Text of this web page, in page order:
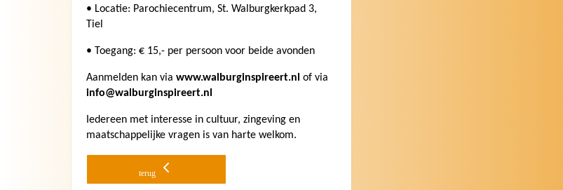
• Locatie: Parochiecentrum, St. Walburgkerkpad 3,
Tiel
• Toegang: € 15,- per persoon voor beide avonden
Aanmelden kan viawww.walburginspireert.nl of via
info@walburginspireert.nl
Iedereen met interesse in cultuur, zingeving en
maatschappelijke vragen is van harte welkom.
terug